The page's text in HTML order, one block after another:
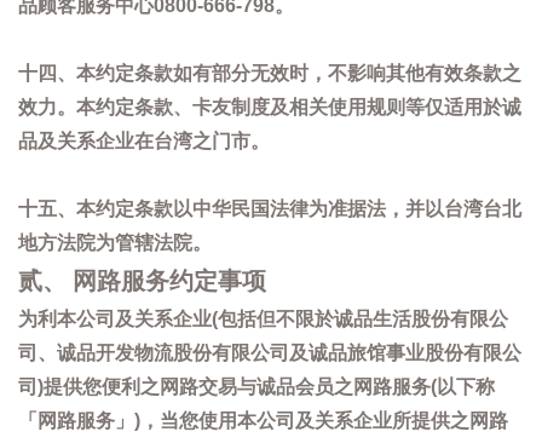
品顾客服务中心0800-666-798。
十四、本约定条款如有部分无效时，不影响其他有效条款之
效力。本约定条款、卡友制度及相关使用规则等仅适用於诚
品及关系企业在台湾之门市。
十五、本约定条款以中华民国法律为准据法，并以台湾台北
地方法院为管辖法院。
贰、 网路服务约定事项
为利本公司及关系企业(包括但不限於诚品生活股份有限公
司、诚品开发物流股份有限公司及诚品旅馆事业股份有限公
司)提供您便利之网路交易与诚品会员之网路服务(以下称
「网路服务」)，当您使用本公司及关系企业所提供之网路